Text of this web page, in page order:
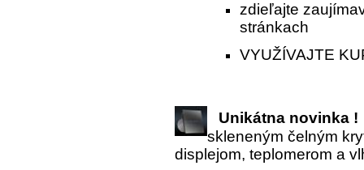
zdieľajte
stránkach
VYUŽÍVAJTE
Unikátna novinka
skleneným čelným
displejom, teplomerom a